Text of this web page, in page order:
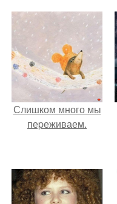
Слишком много мы
пеpеживаем.